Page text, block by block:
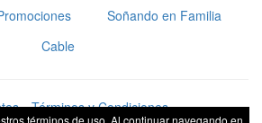
Soñando en Familia
Cable
Términos y Condiciones
términos de uso. Al continuar navegando en